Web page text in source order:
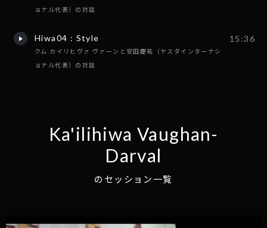
ョナル代表）の対談
Hiwa04 : Style
クム カイリヒヴァ ヴァーンと安田慶祐（ヤスダインターナシ
ョナル代表）の対談
15:36
Ka'ilihiwa Vaughan-
Darval
のセッション一覧